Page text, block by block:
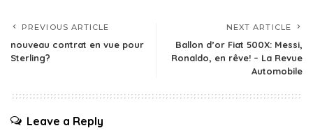
PREVIOUS ARTICLE
nouveau contrat en vue pour
Sterling?
NEXT ARTICLE
Ballon d’or Fiat 500X: Messi,
Ronaldo, en rêve! – La Revue
Automobile
Leave a Reply